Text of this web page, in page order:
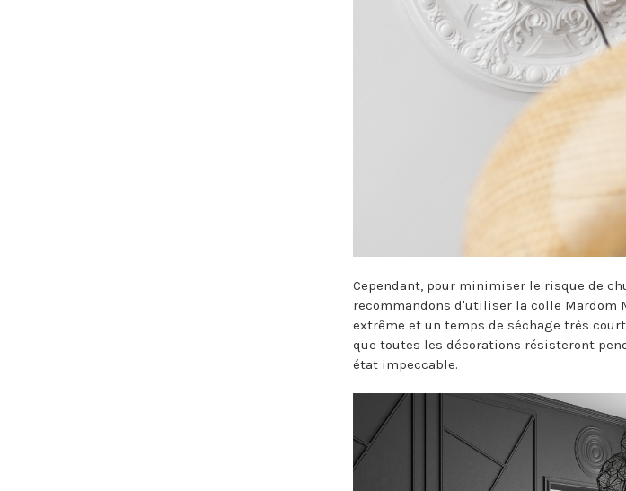
Cependant, pour minimiser le risque de
recommandons d'utiliser la colle Mardom
extrême et un temps de séchage très
que toutes les décorations résisteront
état impeccable.